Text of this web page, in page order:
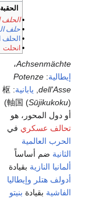
•الحلف
•حلف
• الحلف
• انحلت
Achsenmächte،
إيطالية:
Potenze
dell'Asse
, يابانية:
枢
軸国 (Sūjikukoku)
)
أو دول المحور، هو
تحالف عسكري في
الحرب العالمية
الثانية ضم أساساً
ألمانيا النازية بقيادة
أدولف هتلر وإيطاليا
الفاشية بقيادة بنيتو